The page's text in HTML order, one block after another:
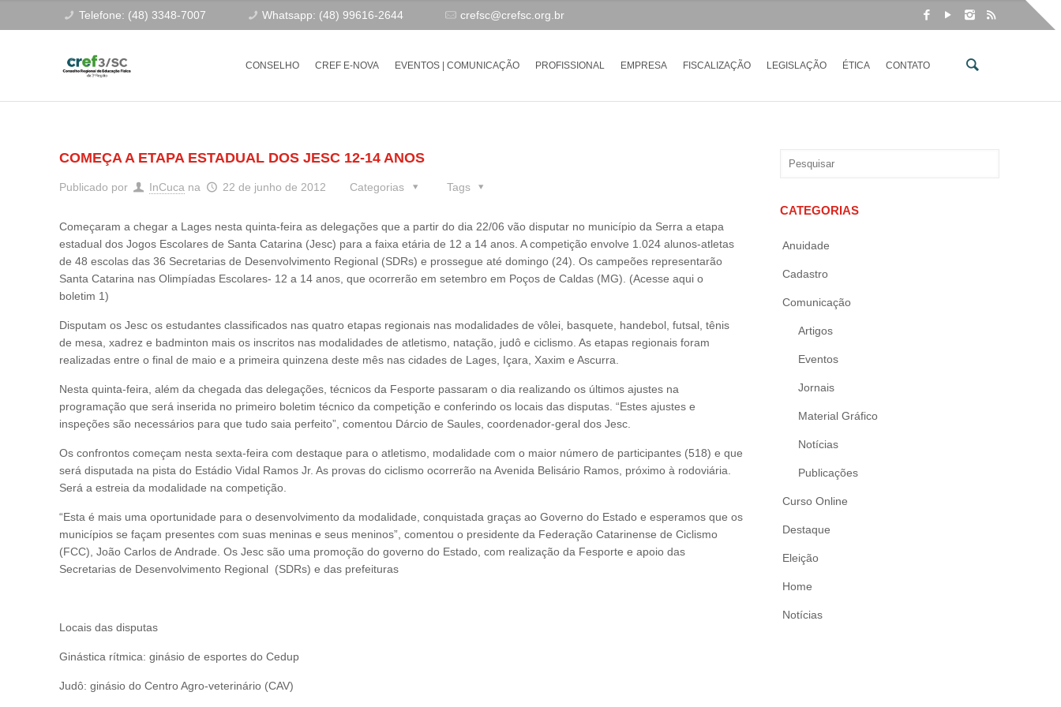
Telefone: (48) 3348-7007 Whatsapp: (48) 99616-2644 crefsc@crefsc.org.br
CONSELHO CREF E-NOVA EVENTOS | COMUNICAÇÃO PROFISSIONAL EMPRESA FISCALIZAÇÃO LEGISLAÇÃO ÉTICA CONTATO
COMEÇA A ETAPA ESTADUAL DOS JESC 12-14 ANOS
Publicado por InCuca na 22 de junho de 2012 Categorias Tags
Começaram a chegar a Lages nesta quinta-feira as delegações que a partir do dia 22/06 vão disputar no município da Serra a etapa
estadual dos Jogos Escolares de Santa Catarina (Jesc) para a faixa etária de 12 a 14 anos. A competição envolve 1.024 alunos-atletas
de 48 escolas das 36 Secretarias de Desenvolvimento Regional (SDRs) e prossegue até domingo (24). Os campeões representarão
Santa Catarina nas Olimpíadas Escolares- 12 a 14 anos, que ocorrerão em setembro em Poços de Caldas (MG). (Acesse aqui o
boletim 1)
Disputam os Jesc os estudantes classificados nas quatro etapas regionais nas modalidades de vôlei, basquete, handebol, futsal, tênis
de mesa, xadrez e badminton mais os inscritos nas modalidades de atletismo, natação, judô e ciclismo. As etapas regionais foram
realizadas entre o final de maio e a primeira quinzena deste mês nas cidades de Lages, Içara, Xaxim e Ascurra.
Nesta quinta-feira, além da chegada das delegações, técnicos da Fesporte passaram o dia realizando os últimos ajustes na
programação que será inserida no primeiro boletim técnico da competição e conferindo os locais das disputas. “Estes ajustes e
inspeções são necessários para que tudo saia perfeito”, comentou Dárcio de Saules, coordenador-geral dos Jesc.
Os confrontos começam nesta sexta-feira com destaque para o atletismo, modalidade com o maior número de participantes (518) e que
será disputada na pista do Estádio Vidal Ramos Jr. As provas do ciclismo ocorrerão na Avenida Belisário Ramos, próximo à rodoviária.
Será a estreia da modalidade na competição.
“Esta é mais uma oportunidade para o desenvolvimento da modalidade, conquistada graças ao Governo do Estado e esperamos que os
municípios se façam presentes com suas meninas e seus meninos”, comentou o presidente da Federação Catarinense de Ciclismo
(FCC), João Carlos de Andrade. Os Jesc são uma promoção do governo do Estado, com realização da Fesporte e apoio das
Secretarias de Desenvolvimento Regional (SDRs) e das prefeituras
Locais das disputas
Ginástica rítmica: ginásio de esportes do Cedup
Judô: ginásio do Centro Agro-veterinário (CAV)
CATEGORIAS
Anuidade
Cadastro
Comunicação
Artigos
Eventos
Jornais
Material Gráfico
Notícias
Publicações
Curso Online
Destaque
Eleição
Home
Notícias